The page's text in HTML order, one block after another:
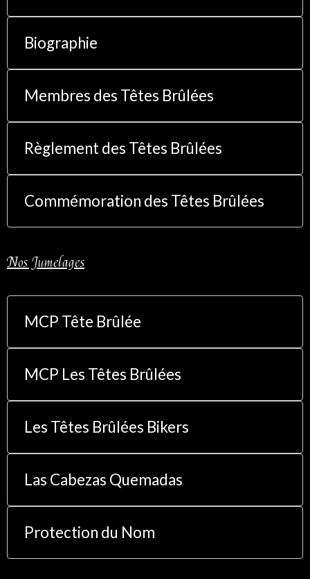
Biographie
Membres des Têtes Brûlées
Règlement des Têtes Brûlées
Commémoration des Têtes Brûlées
Nos Jumelages
MCP Tête Brûlée
MCP Les Têtes Brûlées
Les Têtes Brûlées Bikers
Las Cabezas Quemadas
Protection du Nom